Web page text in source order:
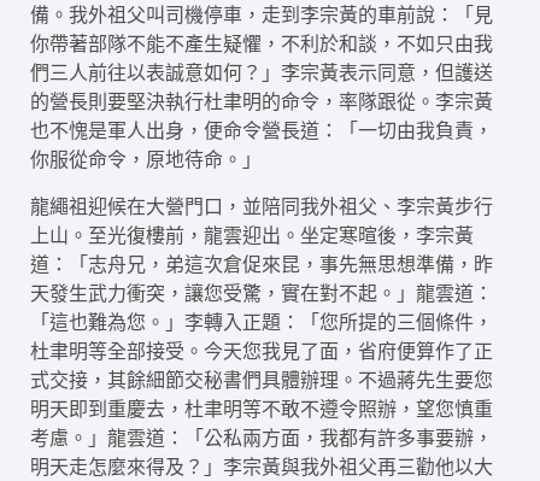
備。我外祖父叫司機停車，走到李宗黃的車前說：「見
你帶著部隊不能不產生疑懼，不利於和談，不如只由我
們三人前往以表誠意如何？」李宗黃表示同意，但護送
的營長則要堅決執行杜聿明的命令，率隊跟從。李宗黃
也不愧是軍人出身，便命令營長道：「一切由我負責，
你服從命令，原地待命。」
龍繩祖迎候在大營門口，並陪同我外祖父、李宗黃步行
上山。至光復樓前，龍雲迎出。坐定寒暄後，李宗黃
道：「志舟兄，弟這次倉促來昆，事先無思想準備，昨
天發生武力衝突，讓您受驚，實在對不起。」龍雲道：
「這也難為您。」李轉入正題：「您所提的三個條件，
杜聿明等全部接受。今天您我見了面，省府便算作了正
式交接，其餘細節交秘書們具體辦理。不過蔣先生要您
明天即到重慶去，杜聿明等不敢不遵令照辦，望您慎重
考慮。」龍雲道：「公私兩方面，我都有許多事要辦，
明天走怎麼來得及？」李宗黃與我外祖父再三勸他以大